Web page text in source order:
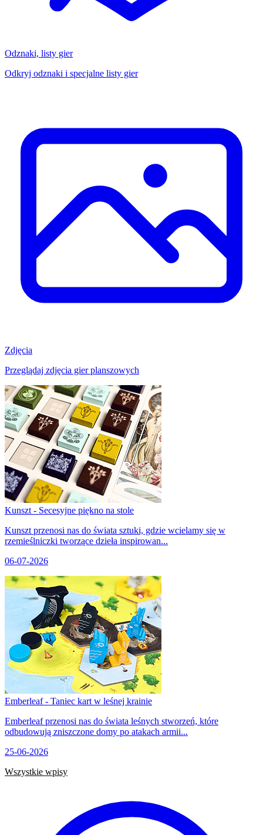
Odznaki, listy gier
Odkryj odznaki i specjalne listy gier
Zdjęcia
Przeglądaj zdjęcia gier planszowych
Kunszt - Secesyjne piękno na stole
Kunszt przenosi nas do świata sztuki, gdzie wcielamy się w
rzemieślniczki tworzące dzieła inspirowan...
06-07-2026
Emberleaf - Taniec kart w leśnej krainie
Emberleaf przenosi nas do świata leśnych stworzeń, które
odbudowują zniszczone domy po atakach armii...
25-06-2026
Wszystkie wpisy